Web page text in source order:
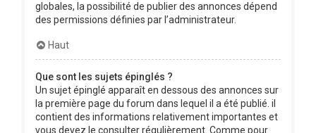
globales, la possibilité de publier des annonces dépend
des permissions définies par l’administrateur.
Haut
Que sont les sujets épinglés ?
Un sujet épinglé apparaît en dessous des annonces sur
la première page du forum dans lequel il a été publié. il
contient des informations relativement importantes et
vous devez le consulter régulièrement. Comme pour